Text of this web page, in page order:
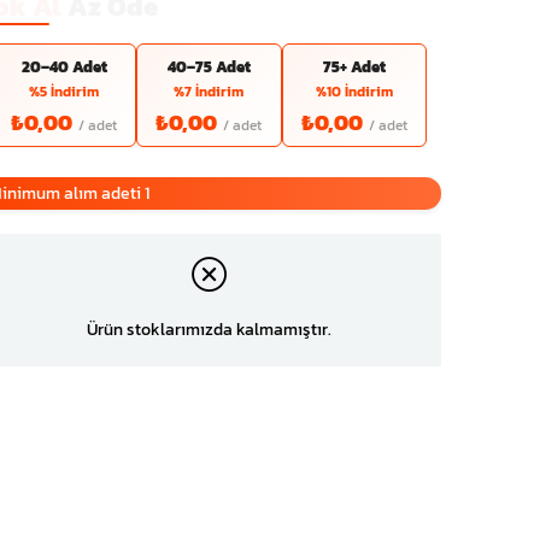
20–40 Adet
%5 İndirim
₺0,00
40–75 Adet
%7 İndirim
₺0,00
75+ Adet
%10 İndirim
₺0,00
alım adeti 1
Ürün stoklarımızda kalmamıştır.